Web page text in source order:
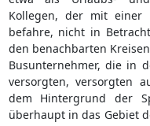
Kollegen, der mit einer
befahre, nicht in
den benachbarten
Busunternehmer, die in
versorgten, versorgten
dem Hintergrund der
überhaupt in das Gebiet